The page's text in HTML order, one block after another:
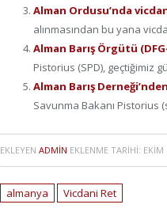
Alman Ordusu’nda
alınmasından bu yana
Alman Barış Örgütü
Pistorius (SPD), geçtiğimiz
Alman Barış
Savunma Bakanı Pistorius
EKLEYEN ADMIN EKLENME TARIHI: EKIM
almanya Vicdani Ret